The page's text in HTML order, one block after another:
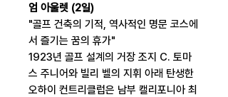
엄 아울렛 (2일)
"골프 건축의 기적, 역사적인 명문 코스에
서 즐기는 꿈의 휴가"
1923년 골프 설계의 거장 조지 C. 토마
스 주니어와 빌리 벨의 지휘 아래 탄생한
오하이 컨트리클럽은 남부 캘리포니아 최